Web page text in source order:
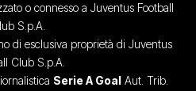
o connesso a Juventus Football
S.p.A.
di esclusiva proprietà di Juventus
Club S.p.A.
Serie A Goal Aut. Trib.